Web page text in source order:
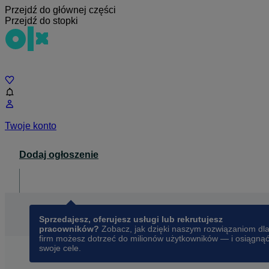
Przejdź do głównej części
Przejdź do stopki
Twoje konto
Dodaj ogłoszenie
Sprzedajesz, oferujesz usługi lub rekrutujesz
pracowników? Zobacz, jak dzięki naszym rozwiązaniom dla
firm możesz dotrzeć do milionów użytkowników — i osiągnąć
swoje cele.